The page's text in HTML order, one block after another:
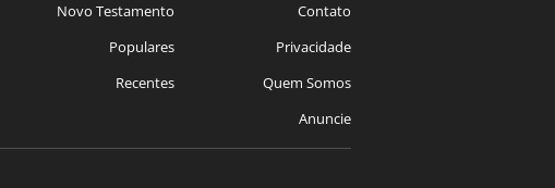
Novo Testamento
Populares
Recentes
Contato
Privacidade
Quem Somos
Anuncie